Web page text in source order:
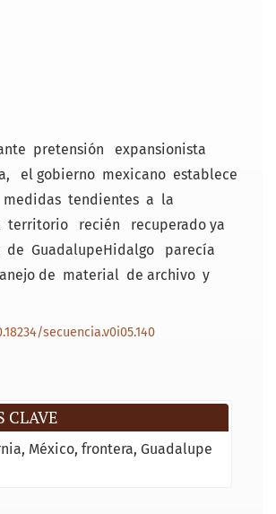
CLAVE
México frontera Guadalupe
pretensión expansionista
el gobierno mexicano establece
tendientes a la
territorio recién recuperado ya
de Guadalupe­Hidalgo parecía
de material de archivo y
secuencia.v0i05.140